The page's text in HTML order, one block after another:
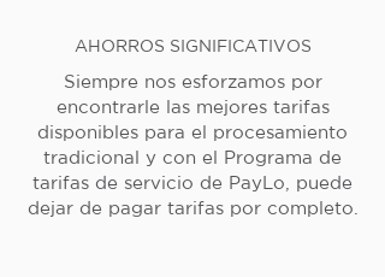
AHORROS SIGNIFICATIVOS
Siempre nos esforzamos por
encontrarle las mejores tarifas
disponibles para el procesamiento
tradicional y con el Programa de
tarifas de servicio de PayLo, puede
dejar de pagar tarifas por completo.